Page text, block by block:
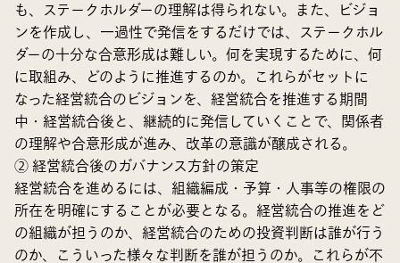
も、ステークホルダーの理解は得られない。また、ビジョ
ンを作成し、一過性で発信をするだけでは、ステークホル
ダーの十分な合意形成は難しい。何を実現するために、何
に取組み、どのように推進するのか。これらがセットに
なった経営統合のビジョンを、経営統合を推進する期間
中・経営統合後と、継続的に発信していくことで、関係者
の理解や合意形成が進み、改革の意識が醸成される。
② 経営統合後のガバナンス方針の策定
経営統合を進めるには、組織編成・予算・人事等の権限の
所在を明確にすることが必要となる。経営統合の推進をど
の組織が担うのか、経営統合のための投資判断は誰が行う
のか、こういった様々な判断を誰が担うのか。これらが不